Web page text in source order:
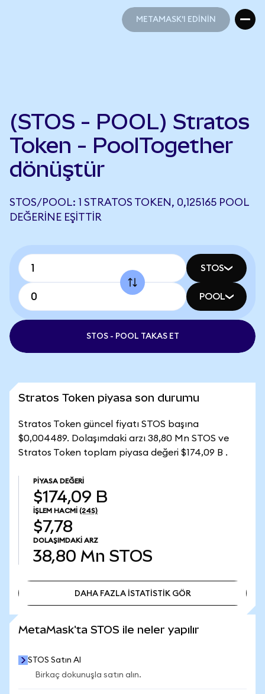
METAMASK'I EDİNİN
(STOS - POOL) Stratos
Token - PoolTogether
dönüştür
STOS/POOL: 1 STRATOS TOKEN, 0,125165 POOL
DEĞERINE EŞITTIR
STOS
POOL
STOS - POOL TAKAS ET
Stratos Token piyasa son durumu
Stratos Token güncel fiyatı STOS başına
$0,004489. Dolaşımdaki arzı 38,80 Mn STOS ve
Stratos Token toplam piyasa değeri $174,09 B .
PIYASA DEĞERI
$174,09 B
İŞLEM HACMI (24S)
$7,78
DOLAŞIMDAKI ARZ
38,80 Mn STOS
DAHA FAZLA İSTATİSTİK GÖR
MetaMask'ta STOS ile neler yapılır
STOS Satın Al
Birkaç dokunuşla satın alın.